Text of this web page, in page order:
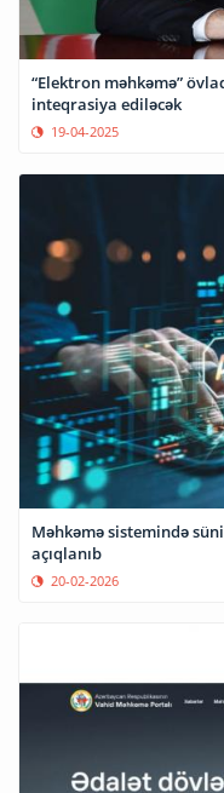
“Elektron məhkəmə”
inteqrasiya ediləcək
19-04-2025
Məhkəmə sistemində
açıqlanıb
20-02-2026